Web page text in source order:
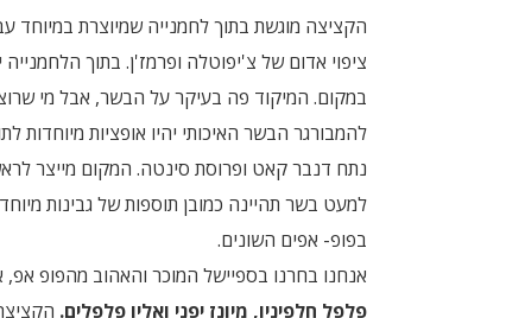
הקציצה מוגשת בתוך לחמנייה שמיוצרת במיוחד
ציפוי אדום של צ'יפוטלה ופרמז'ן. בתוך הלחמנייה
במקום. המיקוד פה בעיקר על הבשר, אבל מי
נתח דנבר קאט ופרוסת סינטה. המקום מייצר
למעט בשר תהיינה כמובן תוספות של גבינות
בפופ- אפים השונים.
אנחנו בחרנו בספיישל המוכר והאהוב מהפופ אפ,
פלפל חלפיניו, מיונז יפני ואליו פלפלים.